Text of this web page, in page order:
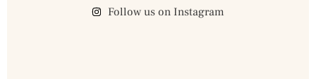
Follow us on Instagram